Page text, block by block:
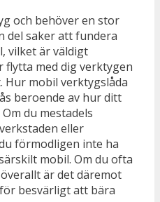
och behöver en stor
del saker att fundera
vilket är väldigt
med dig verktygen
mobil verktygslåda
beroende av hur ditt
du mestadels
eller
förmodligen inte ha
mobil. Om du ofta
är det däremot
besvärligt att bära